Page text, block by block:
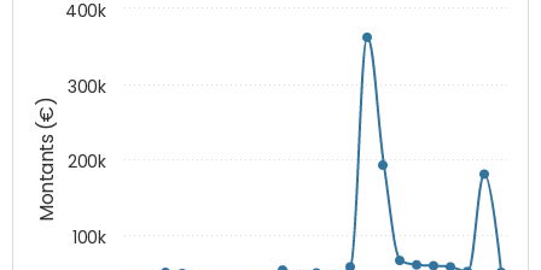
Montants (€)
100k
200k
300k
400k